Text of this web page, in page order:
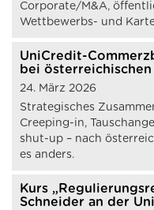
Corporate/M&A,
Wettbewerbs- und
UniCredit-
bei
24. März 2026
Strategisches
Creeping-in,
shut-up – nach
es anders.
Kurs
Schneider an der